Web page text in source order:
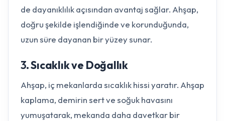
de dayanıklılık açısından avantaj sağlar. Ahşap,
doğru şekilde işlendiğinde ve korunduğunda,
uzun süre dayanan bir yüzey sunar.
3.Sıcaklık ve Doğallık
Ahşap, iç mekanlarda sıcaklık hissi yaratır. Ahşap
kaplama, demirin sert ve soğuk havasını
yumuşatarak, mekanda daha davetkar bir